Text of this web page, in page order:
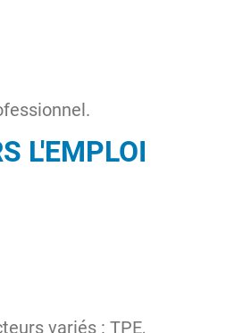
L'EMPLOI
variés : TPE,